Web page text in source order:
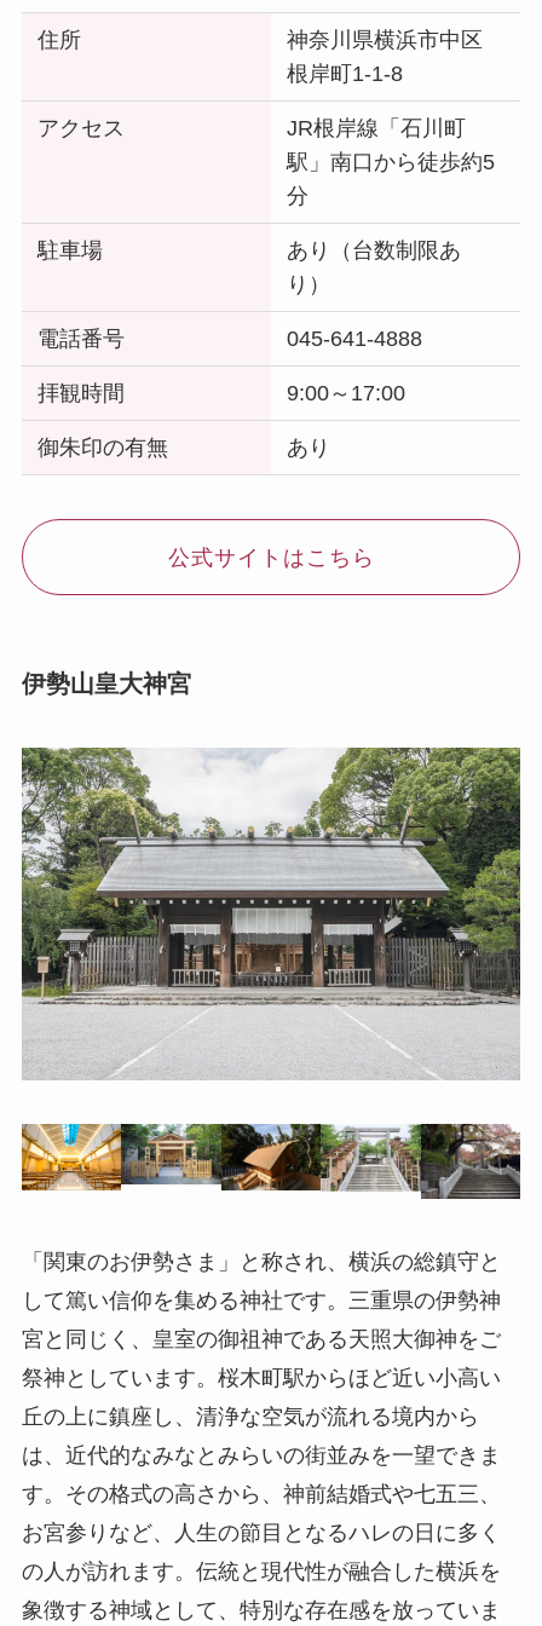
住所
神奈川県横浜市中区
根岸町1-1-8
アクセス
JR根岸線「石川町
駅」南口から徒歩約5
分
駐車場
あり（台数制限あ
り）
電話番号 045-641-4888
拝観時間 9:00～17:00
御朱印の有無 あり
公式サイトはこちら
伊勢山皇大神宮
「関東のお伊勢さま」と称され、横浜の総鎮守と
して篤い信仰を集める神社です。三重県の伊勢神
宮と同じく、皇室の御祖神である天照大御神をご
祭神としています。桜木町駅からほど近い小高い
丘の上に鎮座し、清浄な空気が流れる境内から
は、近代的なみなとみらいの街並みを一望できま
す。その格式の高さから、神前結婚式や七五三、
お宮参りなど、人生の節目となるハレの日に多く
の人が訪れます。伝統と現代性が融合した横浜を
象徴する神域として、特別な存在感を放っていま